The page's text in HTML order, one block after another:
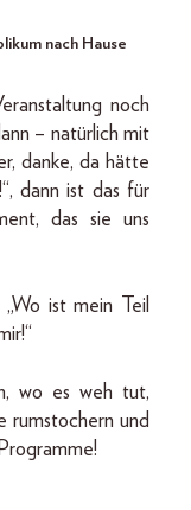
nach Hause
noch
– natürlich mit
danke, da hätte
dann ist das für
das sie uns
ist mein Teil
wo es weh tut,
rumstochern und